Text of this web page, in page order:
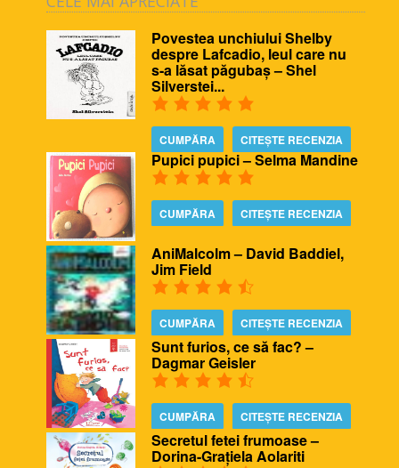
Povestea unchiului Shelby
despre Lafcadio, leul care nu
s-a lăsat păgubaș – Shel
Silverstei...
CUMPĂRA CITEȘTE RECENZIA
Pupici pupici – Selma Mandine
CUMPĂRA CITEȘTE RECENZIA
AniMalcolm – David Baddiel,
Jim Field
CUMPĂRA CITEȘTE RECENZIA
Sunt furios, ce să fac? –
Dagmar Geisler
CUMPĂRA CITEȘTE RECENZIA
Secretul fetei frumoase –
Dorina-Grațiela Aolariti